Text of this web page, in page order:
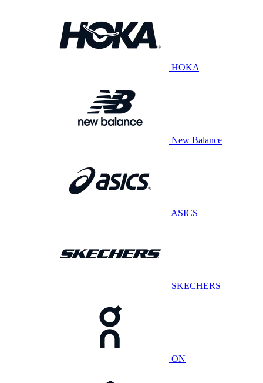
HOKA
New Balance
ASICS
SKECHERS
ON